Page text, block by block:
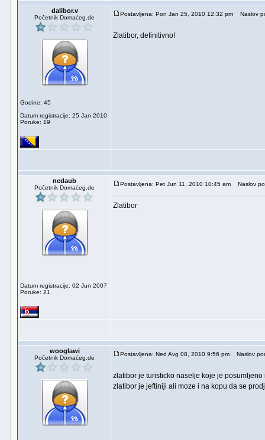
dalibor.v
Početnik Domaćeg.de
Godine: 45
Datum registracije: 25 Jan 2010
Poruke: 19
Postavljena: Pon Jan 25, 2010 12:32 pm Naslov
Zlatibor, definitivno!
nedaub
Početnik Domaćeg.de
Datum registracije: 02 Jun 2007
Poruke: 21
Postavljena: Pet Jun 11, 2010 10:45 am Naslov
Zlatibor
wooglawi
Početnik Domaćeg.de
Postavljena: Ned Avg 08, 2010 9:56 pm Naslov
zlatibor je turisticko naselje koje je
zlatibor je jeftiniji ali moze i na kopu da se